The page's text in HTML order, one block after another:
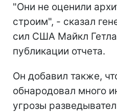
"Они не оценили
строим", - сказал
сил США Майкл
публикации отчета.
Он добавил также,
обнародовал много
угрозы